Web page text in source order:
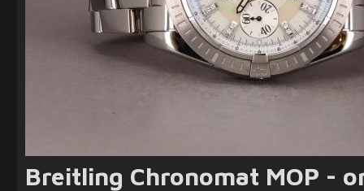
Breitling Chronomat MOP -